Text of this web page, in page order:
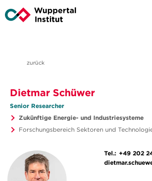
zurück
Dietmar Schüwer
Senior Researcher
Zukünftige Energie- und Industriesysteme
Forschungsbereich Sektoren und
Tel.: +49 202